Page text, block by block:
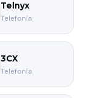
Telnyx
Telefonía
3CX
Telefonía